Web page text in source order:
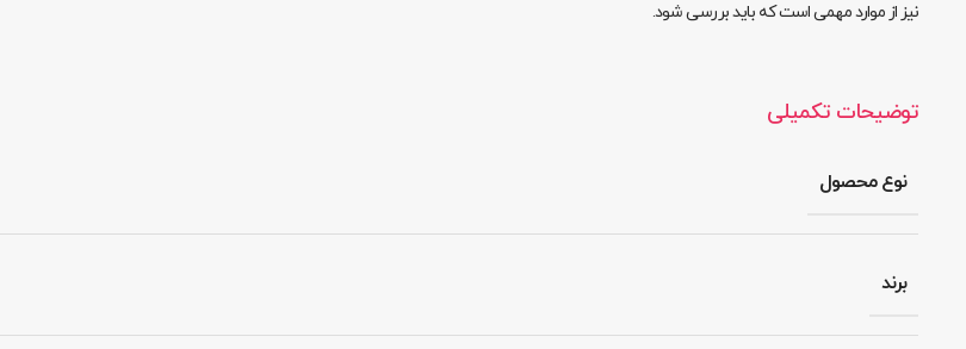
نیز از موارد مهمی است که باید بررسی شود.
توضیحات تکمیلی
نوع محصول
برند